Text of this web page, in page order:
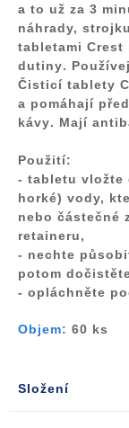
a to už za 3
náhrady,
tabletami Crest
dutiny.
Čisticí tablety
a pomáhají
kávy. Mají
Použití:
- tabletu vložte
horké) vody,
nebo částečné
retaineru,
- nechte
potom
- opláchněte
Objem: 60 ks
Složení